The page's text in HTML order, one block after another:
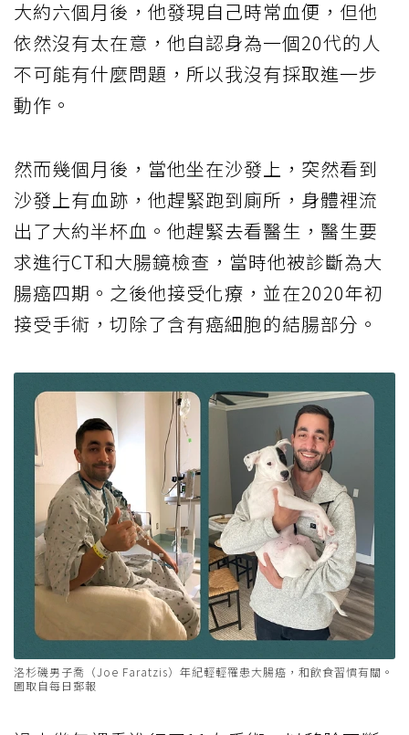
大約六個月後，他發現自己時常血便，但他
依然沒有太在意，他自認身為一個20代的人
不可能有什麼問題，所以我沒有採取進一步
動作。
然而幾個月後，當他坐在沙發上，突然看到
沙發上有血跡，他趕緊跑到廁所，身體裡流
出了大約半杯血。他趕緊去看醫生，醫生要
求進行CT和大腸鏡檢查，當時他被診斷為大
腸癌四期。之後他接受化療，並在2020年初
接受手術，切除了含有癌細胞的結腸部分。
洛杉磯男子喬（Joe Faratzis）年紀輕輕罹患大腸癌，和飲食習慣有關。
圖取自每日郵報